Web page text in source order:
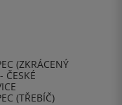
(ZKRÁCENÝ
ČESKÉ
(TŘEBÍČ)